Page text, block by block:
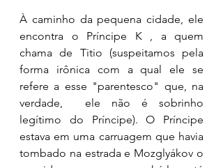
À caminho da pequena cidade, ele
encontra o Príncipe K , a quem
chama de Titio (suspeitamos pela
forma irônica com a qual ele se
refere a esse "parentesco" que, na
verdade,  ele não é sobrinho
legítimo do Príncipe). O Príncipe
estava em uma carruagem que havia
tombado na estrada e Mozglyákov o